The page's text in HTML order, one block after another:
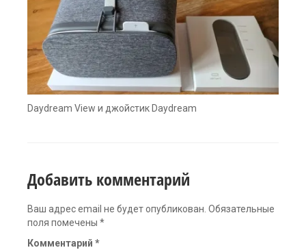
Daydream View и джойстик Daydream
Добавить комментарий
Ваш адрес email не будет опубликован. Обязательные
поля помечены *
Комментарий *